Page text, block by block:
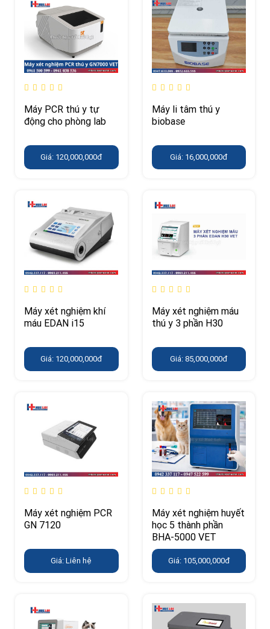
Máy PCR thú y tự
động cho phòng lab
Giá: 120,000,000đ
Máy li tâm thú y
biobase
Giá: 16,000,000đ
Máy xét nghiệm khí
máu EDAN i15
Giá: 120,000,000đ
Máy xét nghiệm máu
thú y 3 phần H30
Giá: 85,000,000đ
Máy xét nghiệm PCR
GN 7120
Giá: Liên hệ
Máy xét nghiệm huyết
học 5 thành phần
BHA-5000 VET
Giá: 105,000,000đ